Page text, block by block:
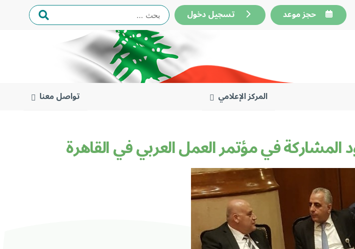
حجز موعد تسجيل دخول البحث
عن:
المركز الإعلامي
تواصل معنا
في مؤتمر العمل العربي في القاهرة